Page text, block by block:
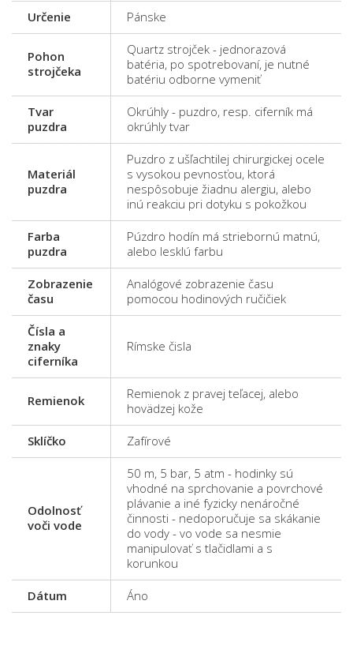
Určenie Pánske
Pohon
strojčeka
Quartz strojček - jednorazová
batéria, po spotrebovaní, je nutné
batériu odborne vymeniť
Tvar
puzdra
Okrúhly - puzdro, resp. ciferník má
okrúhly tvar
Materiál
puzdra
Puzdro z ušľachtilej chirurgickej ocele
s vysokou pevnosťou, ktorá
nespôsobuje žiadnu alergiu, alebo
inú reakciu pri dotyku s pokožkou
Farba
puzdra
Púzdro hodín má striebornú matnú,
alebo lesklú farbu
Zobrazenie
času
Analógové zobrazenie času
pomocou hodinových ručičiek
Čísla a
znaky
ciferníka
Rímske čisla
Remienok
Remienok z pravej teľacej, alebo
hovädzej kože
Sklíčko Zafírové
Odolnosť
voči vode
50 m, 5 bar, 5 atm - hodinky sú
vhodné na sprchovanie a povrchové
plávanie a iné fyzicky nenáročné
činnosti - nedoporučuje sa skákanie
do vody - vo vode sa nesmie
manipulovať s tlačidlami a s
korunkou
Dátum Áno